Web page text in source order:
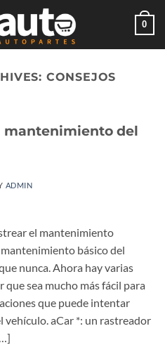
0
CONSEJOS
mantenimiento del
ADMIN
el mantenimiento
básico del
nunca. Ahora hay varias
sea mucho más fácil para
que puede intentar
aCar *: un rastreador